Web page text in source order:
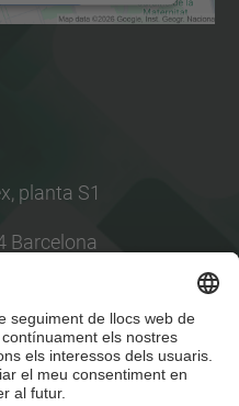
planta S1
Barcelona
tiquet a l'